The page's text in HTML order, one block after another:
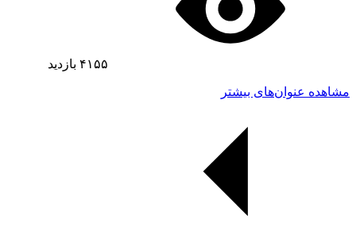
۴۱۵۵ بازدید
مشاهده عنوان‌های بیشتر